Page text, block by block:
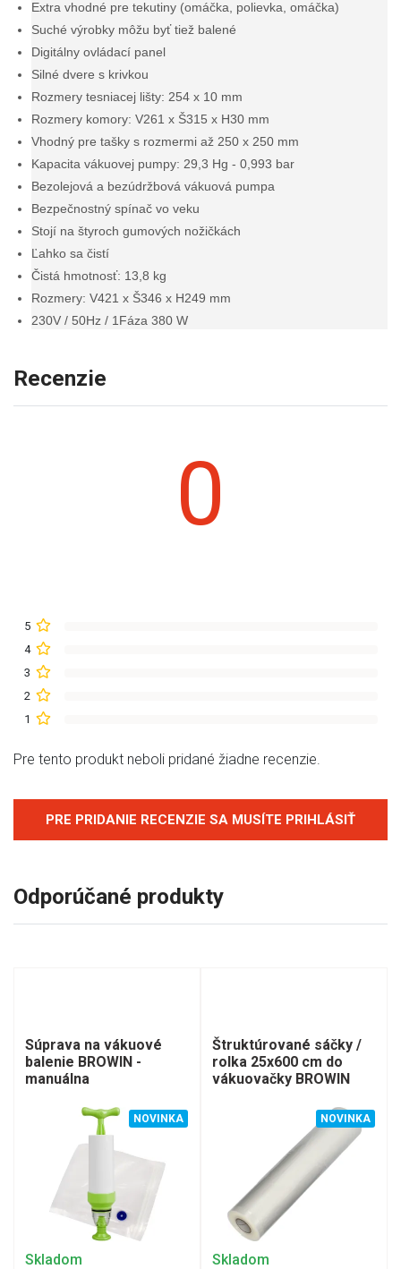
Extra vhodné pre tekutiny (omáčka, polievka, omáčka)
Suché výrobky môžu byť tiež balené
Digitálny ovládací panel
Silné dvere s krivkou
Rozmery tesniacej lišty: 254 x 10 mm
Rozmery komory: V261 x Š315 x H30 mm
Vhodný pre tašky s rozmermi až 250 x 250 mm
Kapacita vákuovej pumpy: 29,3 Hg - 0,993 bar
Bezolejová a bezúdržbová vákuová pumpa
Bezpečnostný spínač vo veku
Stojí na štyroch gumových nožičkách
Ľahko sa čistí
Čistá hmotnosť: 13,8 kg
Rozmery: V421 x Š346 x H249 mm
230V / 50Hz / 1Fáza 380 W
Recenzie
0
5
4
3
2
1
Pre tento produkt neboli pridané žiadne recenzie.
PRE PRIDANIE RECENZIE SA MUSÍTE PRIHLÁSIŤ
Odporúčané produkty
Súprava na vákuové
balenie BROWIN -
manuálna
NOVINKA
Skladom
Štruktúrované sáčky /
rolka 25x600 cm do
vákuovačky BROWIN
NOVINKA
Skladom